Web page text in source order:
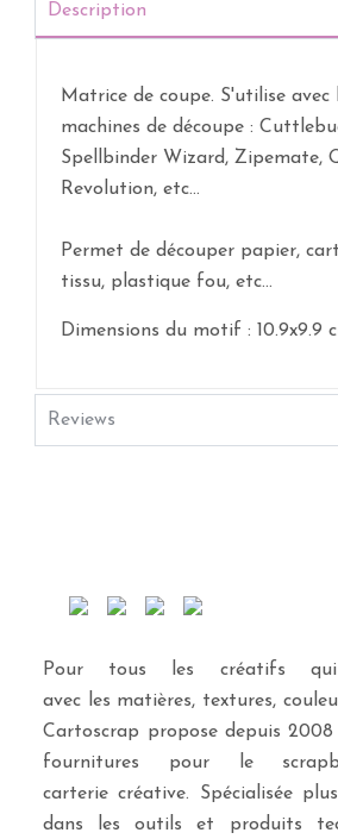
Description
Matrice de coupe. S'utilise
machines de découpe :
Spellbinder Wizard, Zipemate,
Revolution, etc...
Permet de découper papier,
tissu, plastique fou, etc...
Dimensions du motif : 10.9x9.9
Reviews
Pour tous les créatifs
avec les matières, textures,
Cartoscrap propose depuis
fournitures pour le
carterie créative. Spécialisée
dans les outils et produits